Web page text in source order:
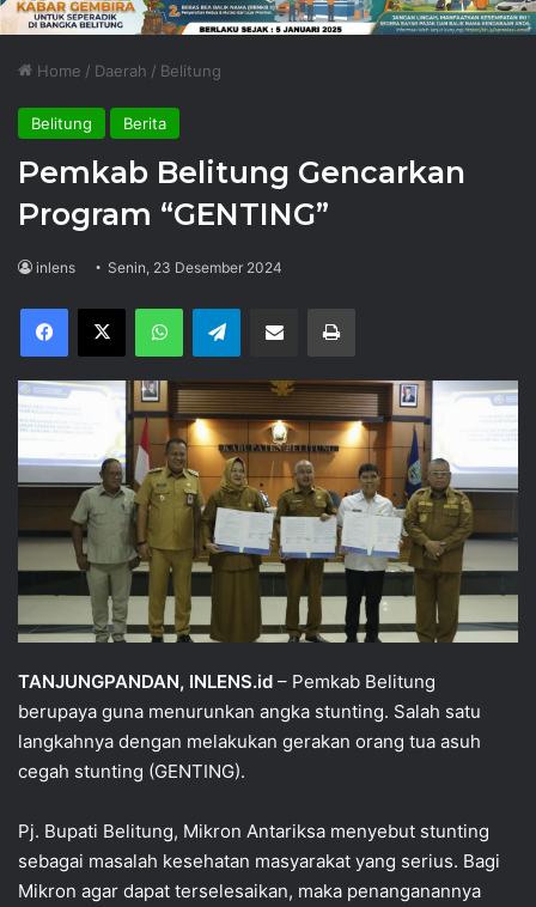
Home / Daerah / Belitung
Belitung Berita
Pemkab Belitung Gencarkan
Program “GENTING”
inlens Senin, 23 Desember 2024
Facebook
X WhatsAppTelegram Share via Email Print
TANJUNGPANDAN, INLENS.id – Pemkab Belitung
berupaya guna menurunkan angka stunting. Salah satu
langkahnya dengan melakukan gerakan orang tua asuh
cegah stunting (GENTING).
Pj. Bupati Belitung, Mikron Antariksa menyebut stunting
sebagai masalah kesehatan masyarakat yang serius. Bagi
Mikron agar dapat terselesaikan, maka penanganannya